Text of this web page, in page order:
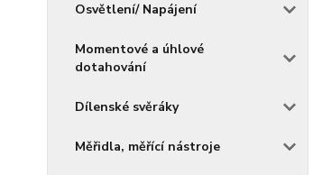
Osvětlení/ Napájení
Momentové a úhlové
dotahování
Dílenské svěráky
Měřidla, měřící nástroje